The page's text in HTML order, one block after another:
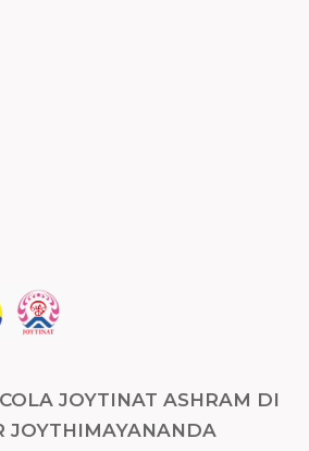
JOYTINAT ASHRAM DI
JOYTHIMAYANANDA